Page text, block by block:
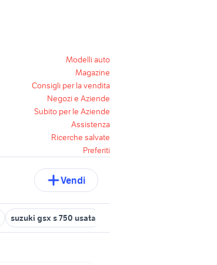
Modelli auto
Magazine
Consigli per la vendita
Negozi e Aziende
Subito per le Aziende
Assistenza
Ricerche salvate
Preferiti
Vendi
suzuki gsx s 750 usata